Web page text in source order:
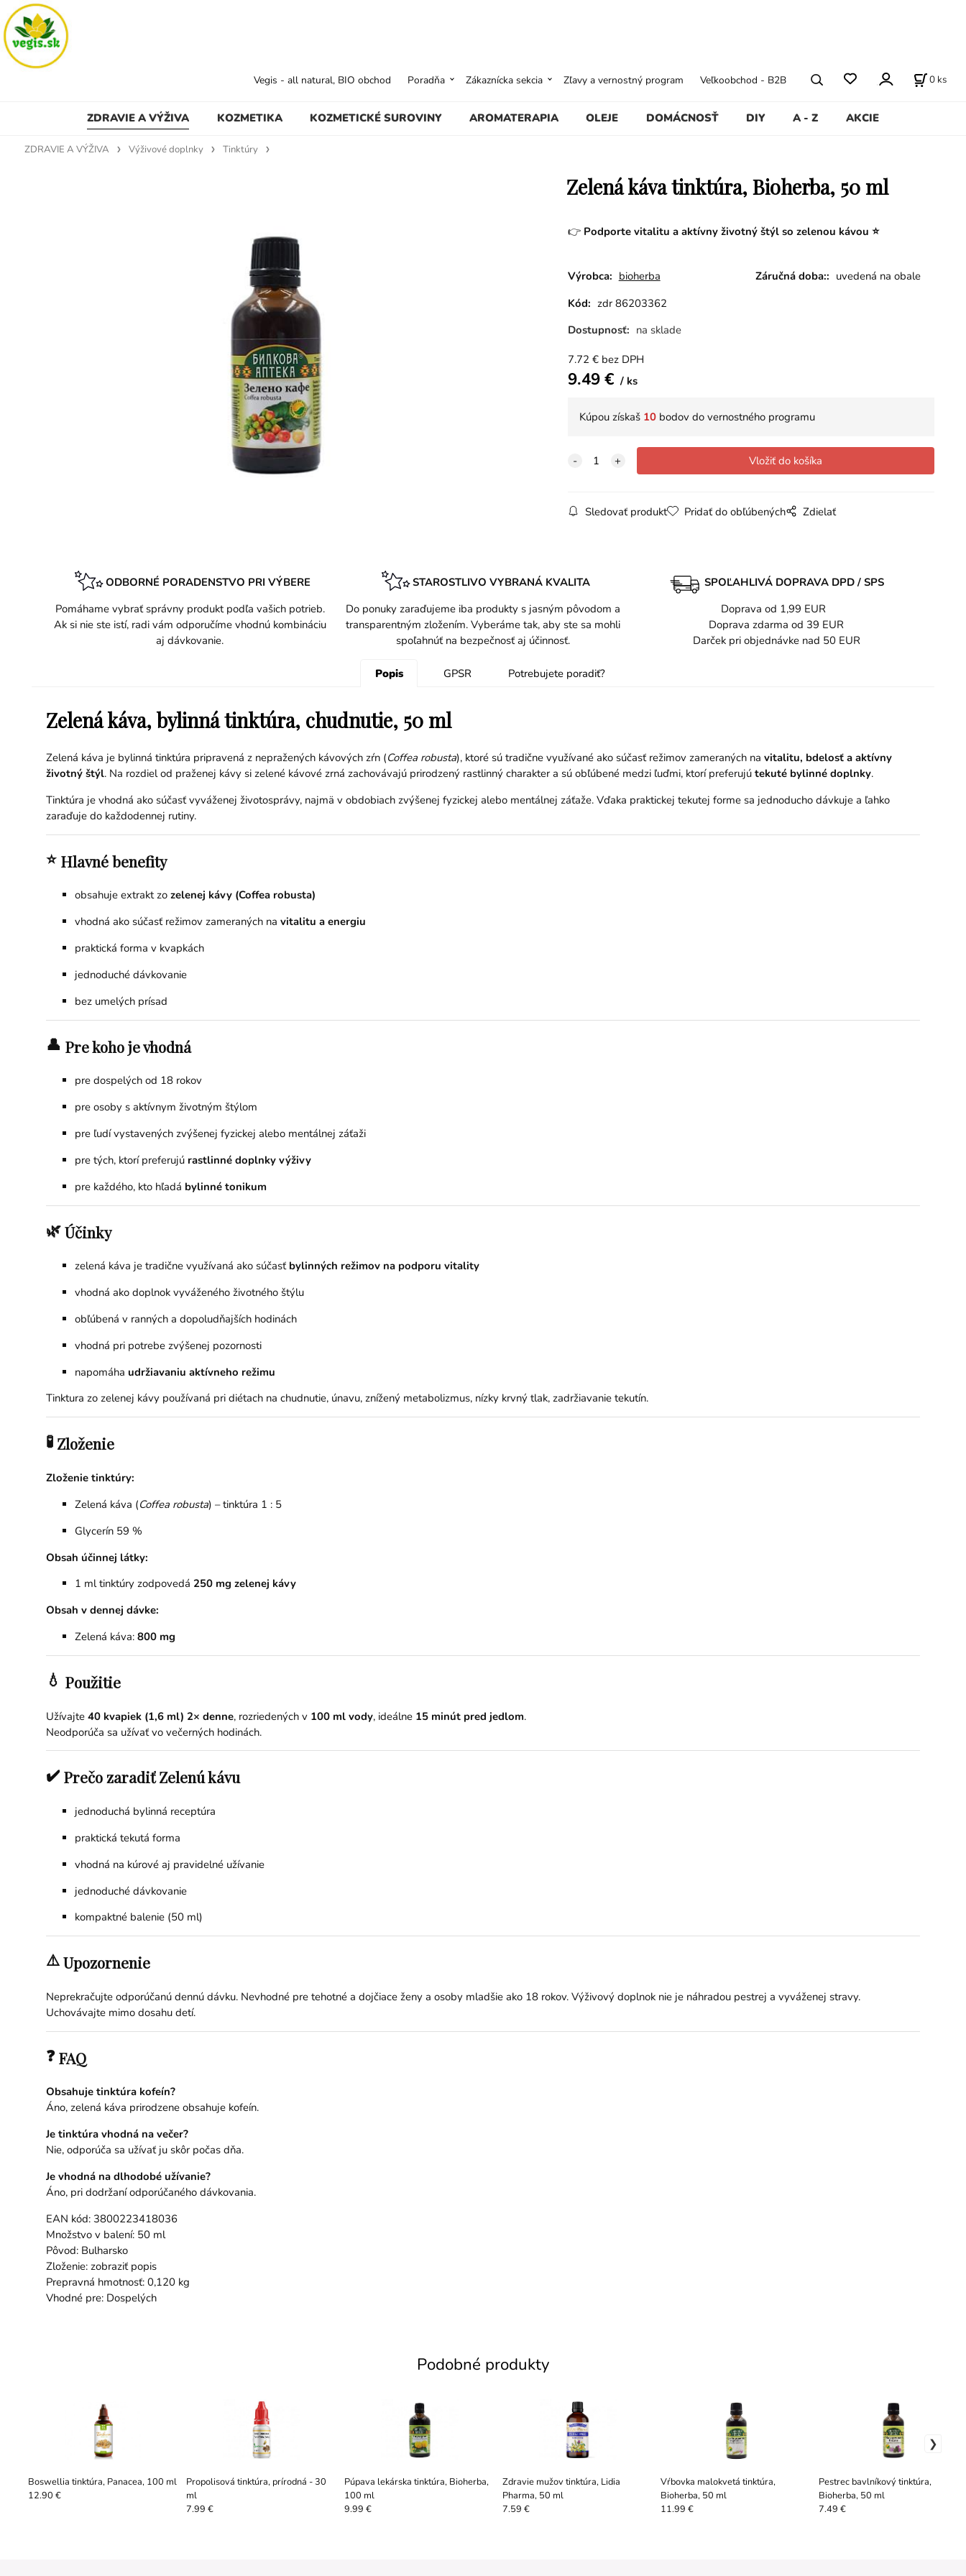
ZDRAVIE A VÝŽIVA KOZMETIKA KOZMETICKÉ SUROVINY AROMATERAPIA OLEJE DOMÁCNOSŤ DIY A - Z AKCIE
Vegis - all natural, BIO obchod Poradňa Zákaznícka sekcia Zľavy a vernostný program Veľkoobchod - B2B 0 ks
ZDRAVIE A VÝŽIVA Výživové doplnky Tinktúry
Zelená káva tinktúra, Bioherba, 50 ml
👉 Podporte vitalitu a aktívny životný štýl so zelenou kávou ⭐
Výrobca: bioherba Záručná doba:: uvedená na obale
Kód: zdr 86203362
Dostupnosť: na sklade
7.72 € bez DPH
9.49€ ks
Kúpou získaš 10bodov do vernostného programu
Sledovať produkt Pridať do obľúbených Zdielať
ODBORNÉ PORADENSTVO PRI VÝBERE
Pomáhame vybrať správny produkt podľa vašich potrieb.
Ak si nie ste istí, radi vám odporučíme vhodnú kombináciu
aj dávkovanie.
STAROSTLIVO VYBRANÁ KVALITA
Do ponuky zaraďujeme iba produkty s jasným pôvodom a
transparentným zložením. Vyberáme tak, aby ste sa mohli
spoľahnúť na bezpečnosť aj účinnosť.
SPOĽAHLIVÁ DOPRAVA DPD / SPS
Doprava od 1,99 EUR
Doprava zdarma od 39 EUR
Darček pri objednávke nad 50 EUR
Popis GPSR Potrebujete poradiť?
Zelená káva, bylinná tinktúra, chudnutie, 50 ml
Zelená káva je bylinná tinktúra pripravená z nepražených kávových zŕn (Coffea robusta), ktoré sú tradične využívané ako súčasť režimov zameraných na vitalitu, bdelosť a aktívny
životný štýl. Na rozdiel od praženej kávy si zelené kávové zrná zachovávajú prirodzený rastlinný charakter a sú obľúbené medzi ľuďmi, ktorí preferujú tekuté bylinné doplnky.
Tinktúra je vhodná ako súčasť vyváženej životosprávy, najmä v obdobiach zvýšenej fyzickej alebo mentálnej záťaže. Vďaka praktickej tekutej forme sa jednoducho dávkuje a ľahko
zaraďuje do každodennej rutiny.
⭐ Hlavné benefity
obsahuje extrakt zo zelenej kávy (Coffea robusta)
vhodná ako súčasť režimov zameraných na vitalitu a energiu
praktická forma v kvapkách
jednoduché dávkovanie
bez umelých prísad
👤 Pre koho je vhodná
pre dospelých od 18 rokov
pre osoby s aktívnym životným štýlom
pre ľudí vystavených zvýšenej fyzickej alebo mentálnej záťaži
pre tých, ktorí preferujú rastlinné doplnky výživy
pre každého, kto hľadá bylinné tonikum
🌿Účinky
zelená káva je tradične využívaná ako súčasť bylinných režimov na podporu vitality
vhodná ako doplnok vyváženého životného štýlu
obľúbená v ranných a dopoludňajších hodinách
vhodná pri potrebe zvýšenej pozornosti
napomáha udržiavaniu aktívneho režimu
Tinktura zo zelenej kávy používaná pri diétach na chudnutie, únavu, znížený metabolizmus, nízky krvný tlak, zadržiavanie tekutín.
🧪 Zloženie
Zloženie tinktúry:
Zelená káva (Coffea robusta) – tinktúra 1 : 5
Glycerín 59 %
Obsah účinnej látky:
1 ml tinktúry zodpovedá 250 mg zelenej kávy
Obsah v dennej dávke:
Zelená káva: 800 mg
💧 Použitie
Užívajte 40 kvapiek (1,6 ml) 2× denne, rozriedených v 100 ml vody, ideálne 15 minút pred jedlom.
Neodporúča sa užívať vo večerných hodinách.
✔️ Prečo zaradiť Zelenú kávu
jednoduchá bylinná receptúra
praktická tekutá forma
vhodná na kúrové aj pravidelné užívanie
jednoduché dávkovanie
kompaktné balenie (50 ml)
⚠️Upozornenie
Neprekračujte odporúčanú dennú dávku. Nevhodné pre tehotné a dojčiace ženy a osoby mladšie ako 18 rokov. Výživový doplnok nie je náhradou pestrej a vyváženej stravy.
Uchovávajte mimo dosahu detí.
❓FAQ
Obsahuje tinktúra kofeín?
Áno, zelená káva prirodzene obsahuje kofeín.
Je tinktúra vhodná na večer?
Nie, odporúča sa užívať ju skôr počas dňa.
Je vhodná na dlhodobé užívanie?
Áno, pri dodržaní odporúčaného dávkovania.
EAN kód: 3800223418036
Množstvo v balení: 50 ml
Pôvod: Bulharsko
Zloženie: zobraziť popis
Prepravná hmotnosť: 0,120 kg
Vhodné pre: Dospelých
Podobné produkty
Boswellia tinktúra, Panacea, 100 ml
12.90 €
Propolisová tinktúra, prírodná - 30
ml
7.99 €
Púpava lekárska tinktúra, Bioherba,
100 ml
9.99 €
Zdravie mužov tinktúra, Lidia
Pharma, 50 ml
7.59 €
Vŕbovka malokvetá tinktúra,
Bioherba, 50 ml
11.99 €
Pestrec bavlníkový tinktúra,
Bioherba, 50 ml
7.49 €